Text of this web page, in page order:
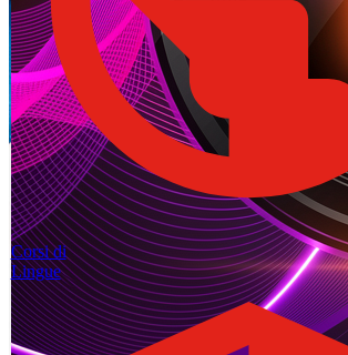
I settori con più opportunità di lavoro
Sanità, tech, logistica e costruzioni: dove cresce
competenze contano.
LEGGI L'ARTICOLO